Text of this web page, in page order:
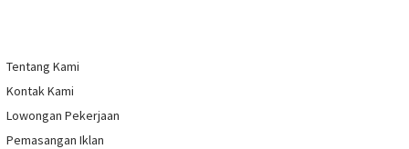
Tentang Kami
Kontak Kami
Lowongan Pekerjaan
Pemasangan Iklan